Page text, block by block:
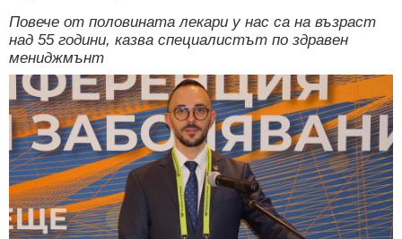
Повече от половината лекари у нас са на възраст
над 55 години, казва специалистът по здравен
мениджмънт